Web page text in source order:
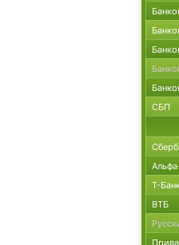
СБП
Т-
ВТБ